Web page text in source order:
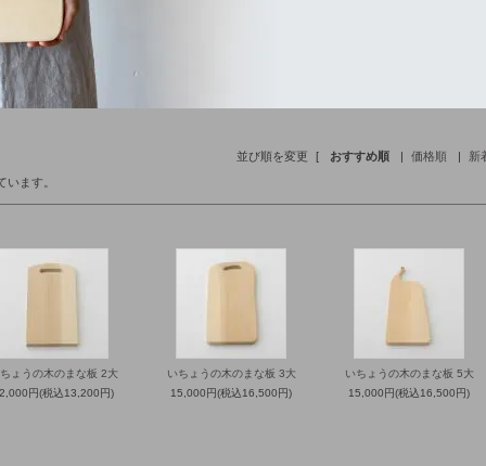
並び順を変更 [ おすすめ順 | 価格順 |
新
います。
ょうの木のまな板 2大
円(税込13,200円)
いちょうの木のまな板 3大
15,000円(税込16,500円)
いちょうの木のまな板 5大
15,000円(税込16,500円)